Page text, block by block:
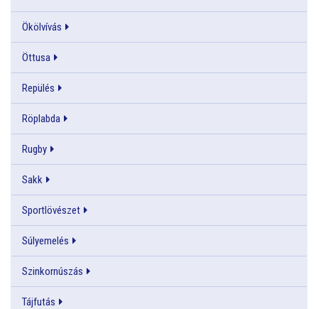
Ökölvívás
Öttusa
Repülés
Röplabda
Rugby
Sakk
Sportlövészet
Súlyemelés
Szinkornúszás
Tájfutás